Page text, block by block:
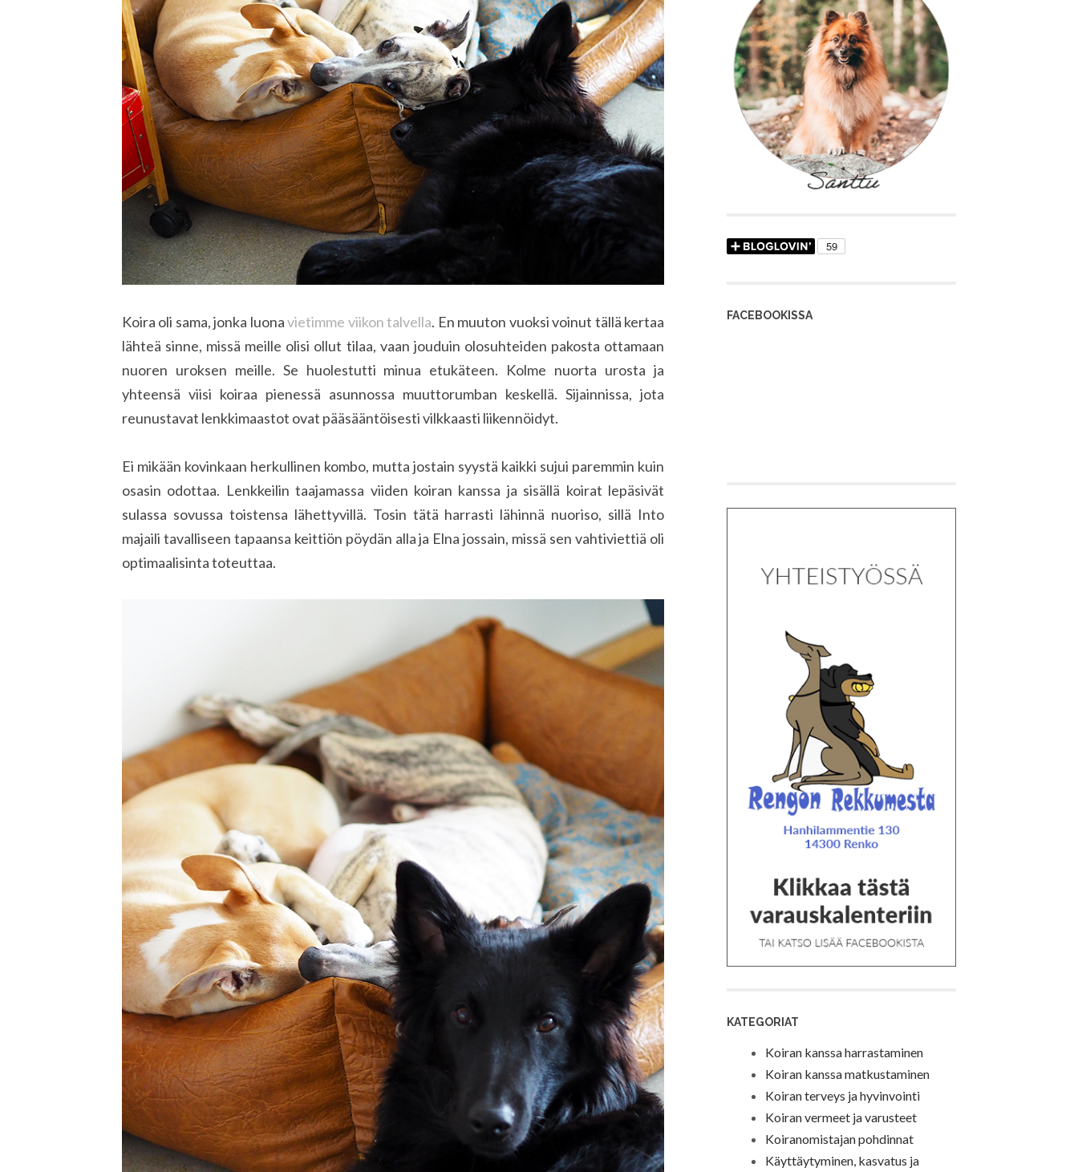
Koira oli sama, jonka luonavietimme viikon talvella. En muuton vuoksi voinut tällä kertaa
lähteä sinne, missä meille olisi ollut tilaa, vaan jouduin olosuhteiden pakosta ottamaan
nuoren uroksen meille. Se huolestutti minua etukäteen. Kolme nuorta urosta ja
yhteensä viisi koiraa pienessä asunnossa muuttorumban keskellä. Sijainnissa, jota
reunustavat lenkkimaastot ovat pääsääntöisesti vilkkaasti liikennöidyt.
Ei mikään kovinkaan herkullinen kombo, mutta jostain syystä kaikki sujui paremmin kuin
osasin odottaa. Lenkkeilin taajamassa viiden koiran kanssa ja sisällä koirat lepäsivät
sulassa sovussa toistensa lähettyvillä. Tosin tätä harrasti lähinnä nuoriso, sillä Into
majaili tavalliseen tapaansa keittiön pöydän alla ja Elna jossain, missä sen vahtiviettiä oli
optimaalisinta toteuttaa.
FACEBOOKISSA
KATEGORIAT
Koiran kanssa harrastaminen
Koiran kanssa matkustaminen
Koiran terveys ja hyvinvointi
Koiran vermeet ja varusteet
Koiranomistajan pohdinnat
Käyttäytyminen, kasvatus ja